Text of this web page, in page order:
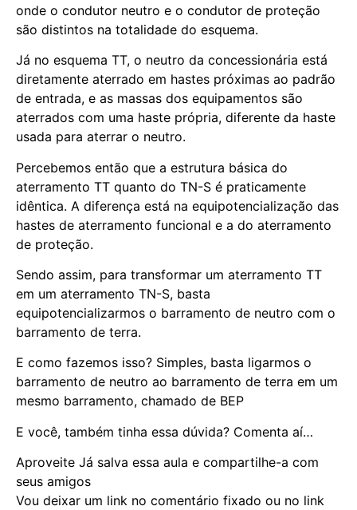
onde o condutor neutro e o condutor de proteção
são distintos na totalidade do esquema.
Já no esquema TT, o neutro da concessionária está
diretamente aterrado em hastes próximas ao padrão
de entrada, e as massas dos equipamentos são
aterrados com uma haste própria, diferente da haste
usada para aterrar o neutro.
Percebemos então que a estrutura básica do
aterramento TT quanto do TN-S é praticamente
idêntica. A diferença está na equipotencialização das
hastes de aterramento funcional e a do aterramento
de proteção.
Sendo assim, para transformar um aterramento TT
em um aterramento TN-S, basta
equipotencializarmos o barramento de neutro com o
barramento de terra.
E como fazemos isso? Simples, basta ligarmos o
barramento de neutro ao barramento de terra em um
mesmo barramento, chamado de BEP
E você, também tinha essa dúvida? Comenta aí…
Aproveite Já salva essa aula e compartilhe-a com
seus amigos
Vou deixar um link no comentário fixado ou no link